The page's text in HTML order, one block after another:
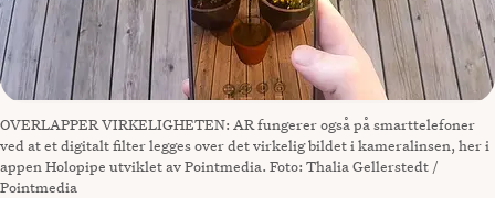
OVERLAPPER VIRKELIGHETEN: AR fungerer også på smarttelefoner
ved at et digitalt filter legges over det virkelig bildet i kameralinsen, her i
appen Holopipe utviklet av Pointmedia. Foto: Thalia Gellerstedt /
Pointmedia